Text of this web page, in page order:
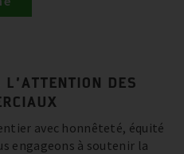
DES
avec honnêteté, équité
engageons à soutenir la